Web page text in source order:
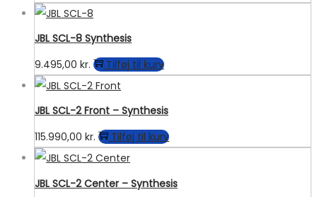
JBL SCL-8 Synthesis
9.495,00 kr. Tilføj til kurv
JBL SCL-2 Front – Synthesis
115.990,00 kr. Tilføj til kurv
JBL SCL-2 Center – Synthesis